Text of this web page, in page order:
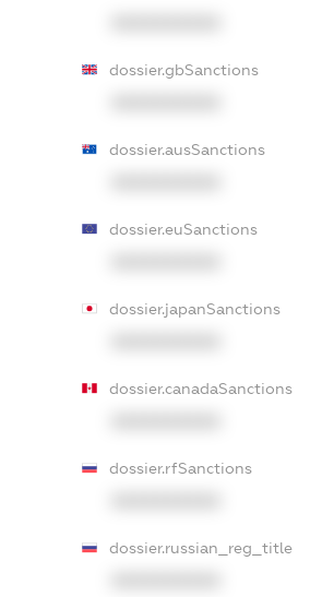
dossier.gbSanctions
dossier.ausSanctions
dossier.euSanctions
dossier.japanSanctions
dossier.canadaSanctions
dossier.rfSanctions
dossier.russian_reg_title